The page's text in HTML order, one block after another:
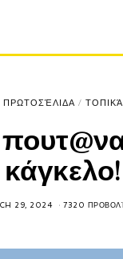
ΠΡΩΤΟΣΈΛΙΔΑ / ΤΟΠΙΚΆ
κάγκελο!
29, 2024 7320